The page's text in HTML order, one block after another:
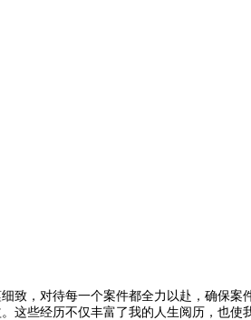
，对待每一个案件都全力以赴，确保案
些经历不仅丰富了我的人生阅历，也